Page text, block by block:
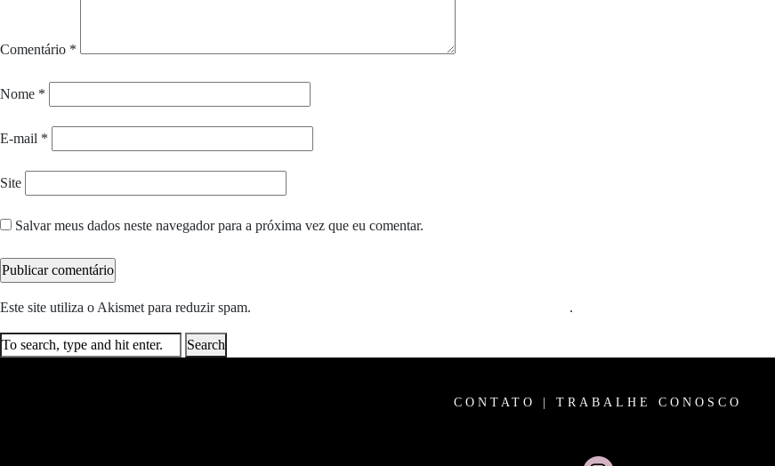
Comentário *
Nome *
E-mail *
Site
Salvar meus dados neste navegador para a próxima vez que eu comentar.
Este site utiliza o Akismet para reduzir spam. .
Search
CONTATO TRABALHE CONOSCO